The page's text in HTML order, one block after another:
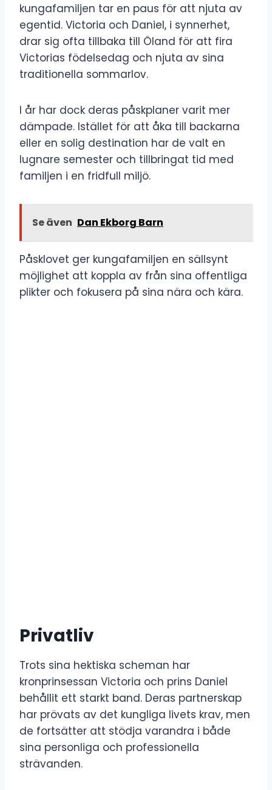
kungafamiljen tar en paus för att njuta av
egentid. Victoria och Daniel, i synnerhet,
drar sig ofta tillbaka till Öland för att fira
Victorias födelsedag och njuta av sina
traditionella sommarlov.
I år har dock deras påskplaner varit mer
dämpade. Istället för att åka till backarna
eller en solig destination har de valt en
lugnare semester och tillbringat tid med
familjen i en fridfull miljö.
Se även Dan Ekborg Barn
Påsklovet ger kungafamiljen en sällsynt
möjlighet att koppla av från sina offentliga
plikter och fokusera på sina nära och kära.
Privatliv
Trots sina hektiska scheman har
kronprinsessan Victoria och prins Daniel
behållit ett starkt band. Deras partnerskap
har prövats av det kungliga livets krav, men
de fortsätter att stödja varandra i både
sina personliga och professionella
strävanden.